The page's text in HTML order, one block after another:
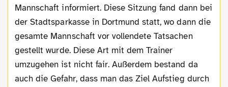
Mannschaft informiert. Diese Sitzung fand dann bei
der Stadtsparkasse in Dortmund statt, wo dann die
gesamte Mannschaft vor vollendete Tatsachen
gestellt wurde. Diese Art mit dem Trainer
umzugehen ist nicht fair. Außerdem bestand da
auch die Gefahr, dass man das Ziel Aufstieg durch